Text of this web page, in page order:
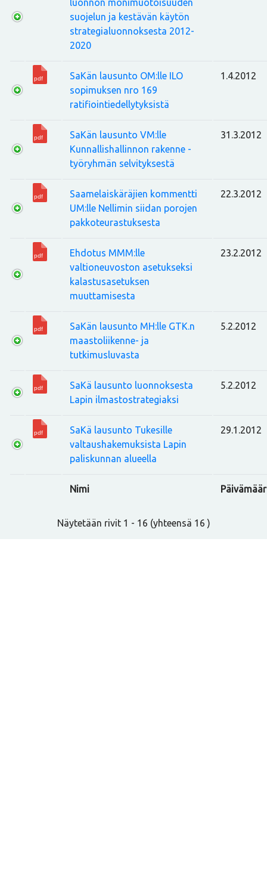
Nimi
suojelun ja kestävän käytön
strategialuonnoksesta 2012-
2020
SaKän lausunto OM:lle ILO
sopimuksen nro 169
ratifiointiedellytyksistä
1.4.2012
SaKän lausunto VM:lle
Kunnallishallinnon rakenne -
työryhmän selvityksestä
31.3.2012
Saamelaiskäräjien kommentti
UM:lle Nellimin siidan porojen
pakkoteurastuksesta
22.3.2012
Ehdotus MMM:lle
valtioneuvoston asetukseksi
kalastusasetuksen
muuttamisesta
23.2.2012
SaKän lausunto MH:lle GTK.n
maastoliikenne- ja
tutkimusluvasta
5.2.2012
SaKä lausunto luonnoksesta
Lapin ilmastostrategiaksi
5.2.2012
SaKä lausunto Tukesille
valtaushakemuksista Lapin
paliskunnan alueella
29.1.2012
Näytetään rivit 1 - 16 (yhteensä 16 )